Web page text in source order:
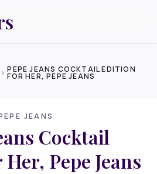
chevron_rightPEPE JEANS COCKTAIL EDITION
FOR HER, PEPE JEANS
JEANS
Cocktail
Pepe Jeans